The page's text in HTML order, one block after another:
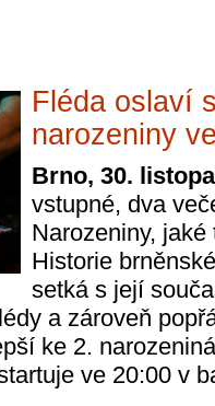
Fléda oslaví
narozeniny
Brno, 30.
vstupné, dva
Narozeniny,
Historie
setká s její
a zároveň
ke 2.
ve 20:00 v